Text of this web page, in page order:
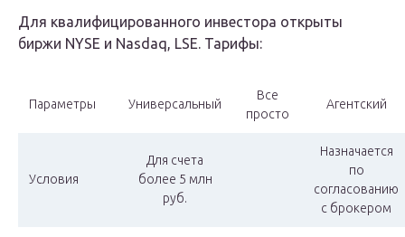
Для квалифицированного инвестора открыты
биржи NYSE и Nasdaq, LSE. Тарифы:
Параметры Универсальный
Все
просто
Агентский
Условия
Для счета
более 5 млн
руб.
Назначается
по
согласованию
с брокером